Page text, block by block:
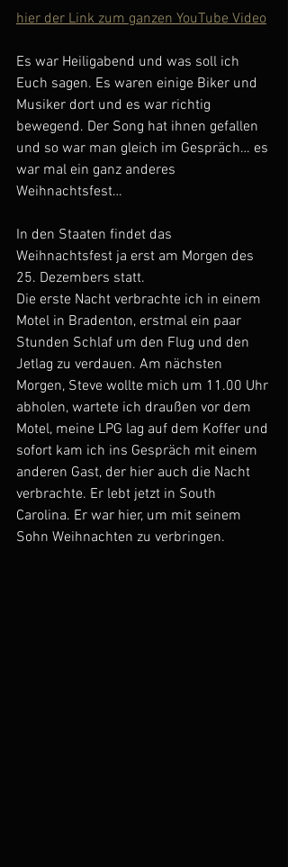
hier der Link zum ganzen YouTube Video
Es war Heiligabend und was soll ich
Euch sagen. Es waren einige Biker und
Musiker dort und es war richtig
bewegend. Der Song hat ihnen gefallen
und so war man gleich im Gespräch… es
war mal ein ganz anderes
Weihnachtsfest…
In den Staaten findet das
Weihnachtsfest ja erst am Morgen des
25. Dezembers statt.
Die erste Nacht verbrachte ich in einem
Motel in Bradenton, erstmal ein paar
Stunden Schlaf um den Flug und den
Jetlag zu verdauen. Am nächsten
Morgen, Steve wollte mich um 11.00 Uhr
abholen, wartete ich draußen vor dem
Motel, meine LPG lag auf dem Koffer und
sofort kam ich ins Gespräch mit einem
anderen Gast, der hier auch die Nacht
verbrachte. Er lebt jetzt in South
Carolina. Er war hier, um mit seinem
Sohn Weihnachten zu verbringen.